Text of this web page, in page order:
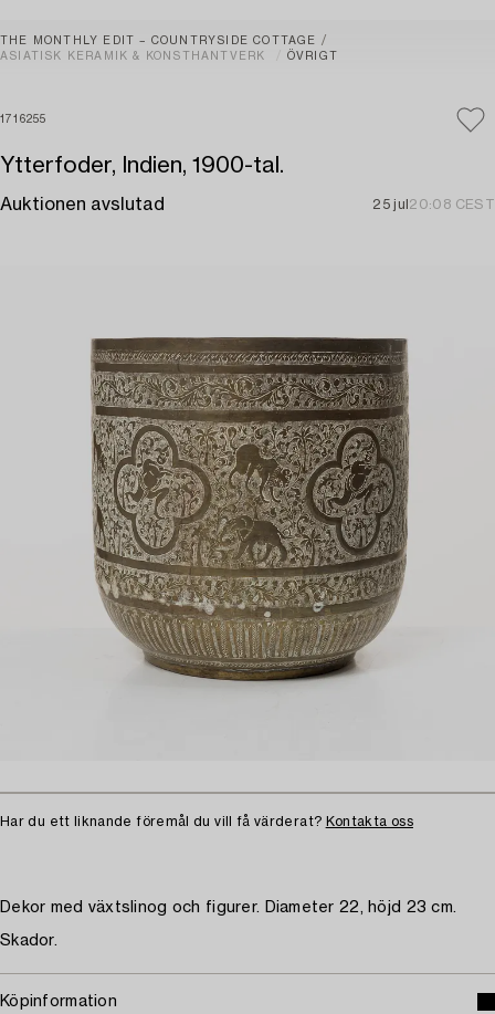
THE MONTHLY EDIT – COUNTRYSIDE COTTAGE
ASIATISK KERAMIK & KONSTHANTVERK
ÖVRIGT
1716255
Ytterfoder, Indien, 1900-tal.
Auktionen avslutad 25 jul 20:08 CEST
Har du ett liknande föremål du vill få värderat? Kontakta oss
Dekor med växtslinog och figurer. Diameter 22, höjd 23 cm.
Skador.
Köpinformation